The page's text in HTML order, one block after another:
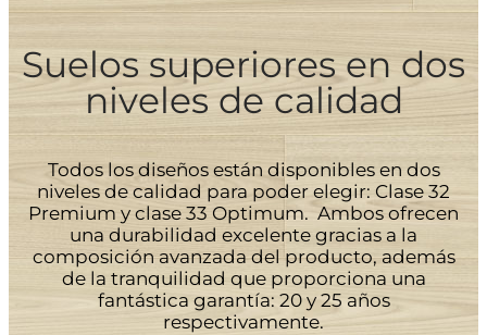
Suelos superiores en dos
niveles de calidad
Todos los diseños están disponibles en dos
niveles de calidad para poder elegir: Clase 32
Premium y clase 33 Optimum. Ambos ofrecen
una durabilidad excelente gracias a la
composición avanzada del producto, además
de la tranquilidad que proporciona una
fantástica garantía: 20 y 25 años
respectivamente.